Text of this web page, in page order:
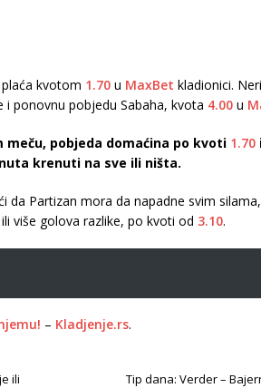
kvotom 1.70 u MaxBet kladionici.
ponovnu pobjedu Sabaha, kvota 4.00 u
pobjeda domaćina po kvoti 1.70
krenuti na sve ili ništa.
Partizan mora da napadne svim
više golova razlike, po kvoti od 3.10.
– Kladjenje.rs.
ili
Tip dana: Verder –